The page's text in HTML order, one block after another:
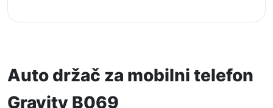
Auto držač za mobilni telefon
Gravity B069